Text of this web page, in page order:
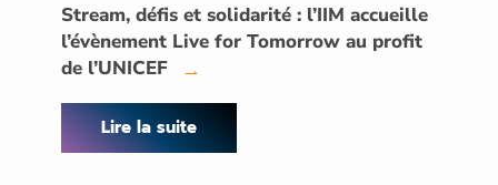
Stream, défis et solidarité : l’IIM accueille
l’évènement Live for Tomorrow au profit
de l’UNICEF
→
Lire la suite